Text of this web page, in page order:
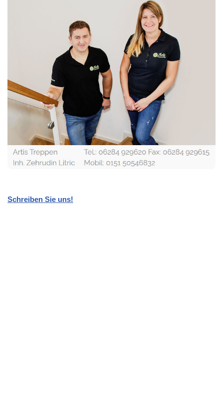
Schreiben Sie uns!